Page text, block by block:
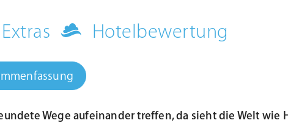
Hotelbewertung
Wege aufeinander treffen, da sieht die Welt wie